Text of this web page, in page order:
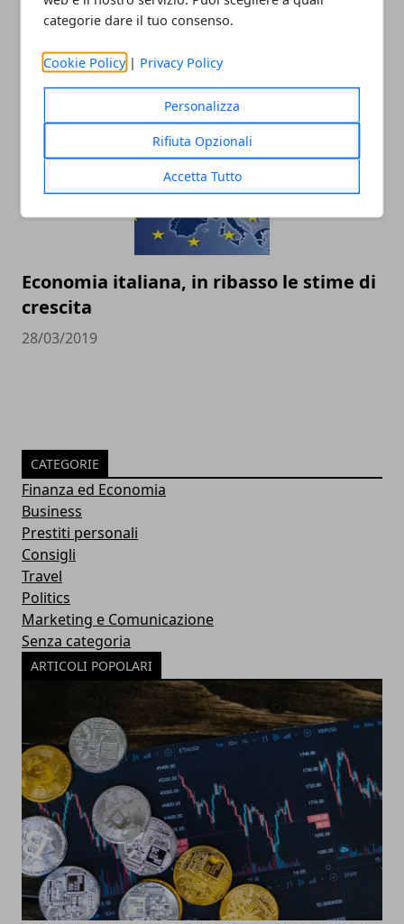
categorie dare il tuo consenso.
Cookie Policy | Privacy Policy
Personalizza
Rifiuta Opzionali
Accetta Tutto
La Smart diventa cinese, addio alla
Germania
30/03/2019
Economia italiana, in ribasso le stime di
crescita
28/03/2019
CATEGORIE
Finanza ed Economia
Business
Prestiti personali
Consigli
Travel
Politics
Marketing e Comunicazione
Senza categoria
ARTICOLI POPOLARI